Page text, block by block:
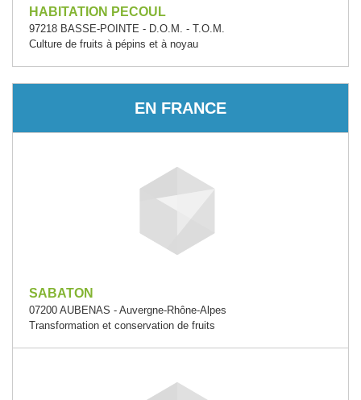
HABITATION PECOUL
97218 BASSE-POINTE - D.O.M. - T.O.M.
Culture de fruits à pépins et à noyau
EN FRANCE
SABATON
07200 AUBENAS - Auvergne-Rhône-Alpes
Transformation et conservation de fruits